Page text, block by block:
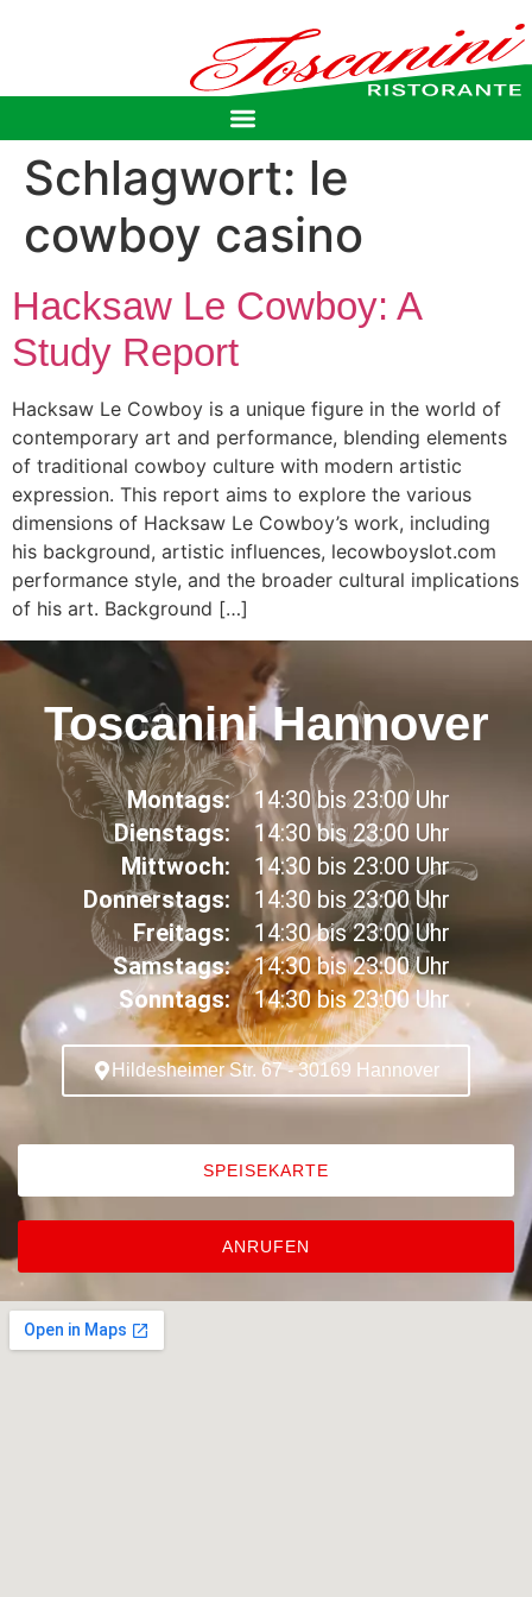
Schlagwort: le
cowboy casino
Hacksaw Le Cowboy: A
Study Report
Hacksaw Le Cowboy is a unique figure in the world of
contemporary art and performance, blending elements
of traditional cowboy culture with modern artistic
expression. This report aims to explore the various
dimensions of Hacksaw Le Cowboy’s work, including
his background, artistic influences, lecowboyslot.com
performance style, and the broader cultural implications
of his art. Background […]
Toscanini Hannover
Montags:
Dienstags:
Mittwoch:
Donnerstags:
Freitags:
Samstags:
Sonntags:
14:30 bis 23:00 Uhr
14:30 bis 23:00 Uhr
14:30 bis 23:00 Uhr
14:30 bis 23:00 Uhr
14:30 bis 23:00 Uhr
14:30 bis 23:00 Uhr
14:30 bis 23:00 Uhr
Hildesheimer Str. 67 - 30169 Hannover
SPEISEKARTE
ANRUFEN